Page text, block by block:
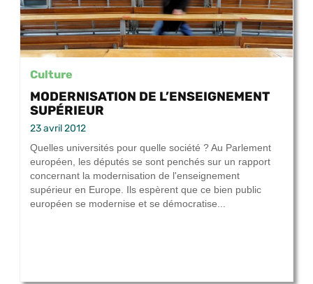
Culture
MODERNISATION DE L’ENSEIGNEMENT
SUPÉRIEUR
23 avril 2012
Quelles universités pour quelle société ? Au Parlement
européen, les députés se sont penchés sur un rapport
concernant la modernisation de l'enseignement
supérieur en Europe. Ils espèrent que ce bien public
européen se modernise et se démocratise...